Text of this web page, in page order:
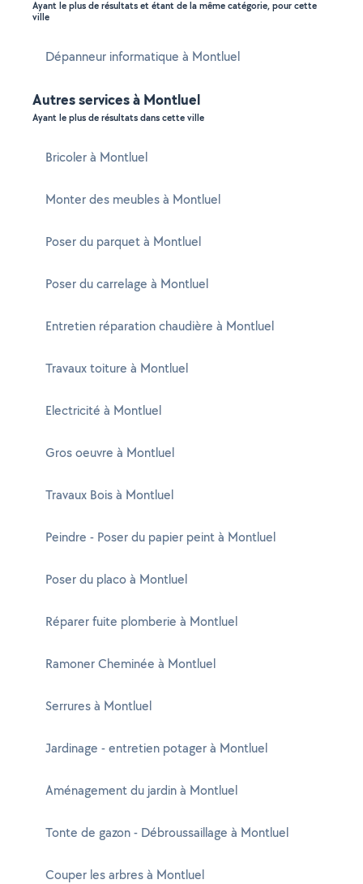
Ayant le plus de résultats et étant de la même catégorie, pour cette
ville
Dépanneur informatique à Montluel
Autres services à Montluel
Ayant le plus de résultats dans cette ville
Bricoler à Montluel
Monter des meubles à Montluel
Poser du parquet à Montluel
Poser du carrelage à Montluel
Entretien réparation chaudière à Montluel
Travaux toiture à Montluel
Electricité à Montluel
Gros oeuvre à Montluel
Travaux Bois à Montluel
Peindre - Poser du papier peint à Montluel
Poser du placo à Montluel
Réparer fuite plomberie à Montluel
Ramoner Cheminée à Montluel
Serrures à Montluel
Jardinage - entretien potager à Montluel
Aménagement du jardin à Montluel
Tonte de gazon - Débroussaillage à Montluel
Couper les arbres à Montluel